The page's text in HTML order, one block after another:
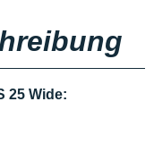
25 Wide: